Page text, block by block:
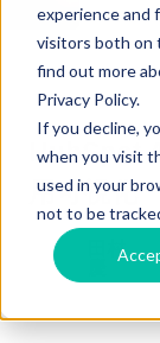
experience and
visitors both on
find out more
Privacy Policy.
If you decline,
when you visit
used in your
not to be
HubSpot
用可視化
田村